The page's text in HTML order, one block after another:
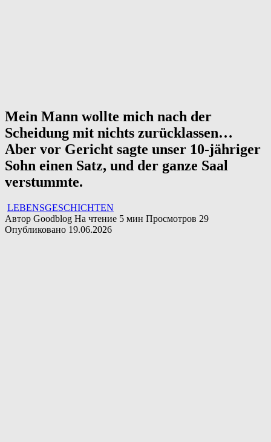
Mein Mann wollte mich nach der
Scheidung mit nichts zurücklassen…
Aber vor Gericht sagte unser 10-jähriger
Sohn einen Satz, und der ganze Saal
verstummte.
LEBENSGESCHICHTEN
Автор Goodblog На чтение 5 мин Просмотров 29
Опубликовано 19.06.2026